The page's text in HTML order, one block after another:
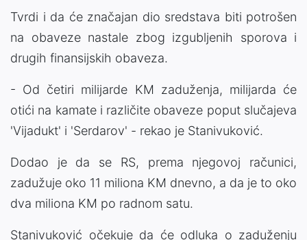
Tvrdi i da će značajan dio sredstava biti potrošen
na obaveze nastale zbog izgubljenih sporova i
drugih finansijskih obaveza.
- Od četiri milijarde KM zaduženja, milijarda će
otići na kamate i različite obaveze poput slučajeva
'Vijadukt' i 'Serdarov' - rekao je Stanivuković.
Dodao je da se RS, prema njegovoj računici,
zadužuje oko 11 miliona KM dnevno, a da je to oko
dva miliona KM po radnom satu.
Stanivuković očekuje da će odluka o zaduženju